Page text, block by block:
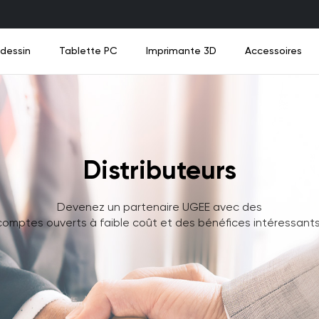
M908 Nouveau
UE12 Nouveau
Tablette PC
Tablette de Dessin Amusante UT2
Nouveau
Imprimante 3D
Voir tous
Accessoires
Câbles de connexion
Voir tous
Distributeurs
Devenez un partenaire UGEE avec des
ouverts à faible coût et des bénéfices